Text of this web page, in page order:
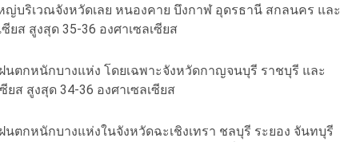
บริเวณจังหวัดเลย หนองคาย บึงกาฬ อุดรธานี สกลนคร และ
ส สูงสุด 35-36 องศาเซลเซียส
ตกหนักบางแห่ง โดยเฉพาะจังหวัดกาญจนบุรี ราชบุรี และ
ส สูงสุด 34-36 องศาเซลเซียส
ตกหนักบางแห่งในจังหวัดฉะเชิงเทรา ชลบุรี ระยอง จันทบุรี